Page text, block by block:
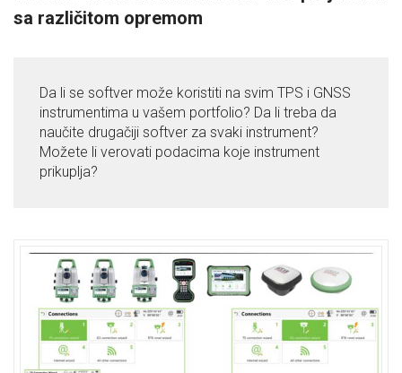
sa različitom opremom
Da li se softver može koristiti na svim TPS i GNSS
instrumentima u vašem portfolio? Da li treba da
naučite drugačiji softver za svaki instrument?
Možete li verovati podacima koje instrument
prikuplja?